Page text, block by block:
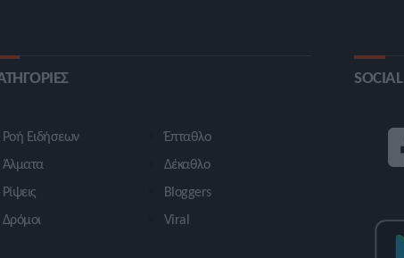
Ροή Ειδήσεων
Άλματα
Ρίψεις
Δρόμοι
Έπταθλο
Δέκαθλο
Bloggers
Viral
SOCIAL